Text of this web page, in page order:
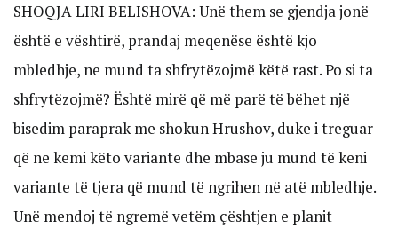
SHOQJA LIRI BELISHOVA: Unë them se gjendja jonë
është e vështirë, prandaj meqenëse është kjo
mbledhje, ne mund ta shfrytëzojmë këtë rast. Po si ta
shfrytëzojmë? Është mirë që më parë të bëhet një
bisedim paraprak me shokun Hrushov, duke i treguar
që ne kemi këto variante dhe mbase ju mund të keni
variante të tjera që mund të ngrihen në atë mbledhje.
Unë mendoj të ngremë vetëm çështjen e planit